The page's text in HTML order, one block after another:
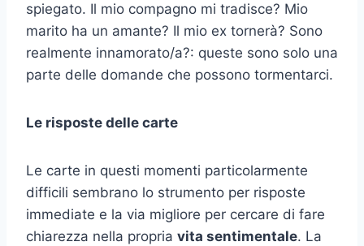
spiegato. Il mio compagno mi tradisce? Mio
marito ha un amante? Il mio ex tornerà? Sono
realmente innamorato/a?: queste sono solo una
parte delle domande che possono tormentarci.
Le risposte delle carte
Le carte in questi momenti particolarmente
difficili sembrano lo strumento per risposte
immediate e la via migliore per cercare di fare
chiarezza nella propria vita sentimentale. La